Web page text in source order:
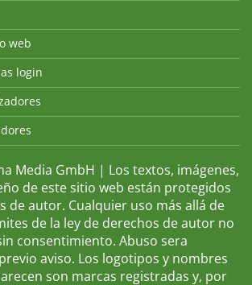
web
login
Media GmbH | Los textos, imágenes,
de este sitio web están protegidos
de autor. Cualquier uso más allá de
de la ley de derechos de autor no
consentimiento. Abuso sera
aviso. Los logotipos y nombres
son marcas registradas y, por